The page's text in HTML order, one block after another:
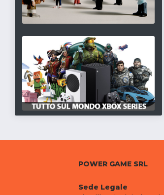
POWER GAME SRL
Sede Legale